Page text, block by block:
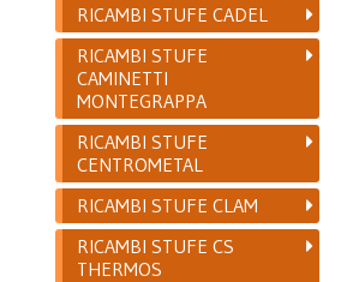
RICAMBI STUFE CADEL
RICAMBI STUFE
CAMINETTI
MONTEGRAPPA
RICAMBI STUFE
CENTROMETAL
RICAMBI STUFE CLAM
RICAMBI STUFE CS
THERMOS